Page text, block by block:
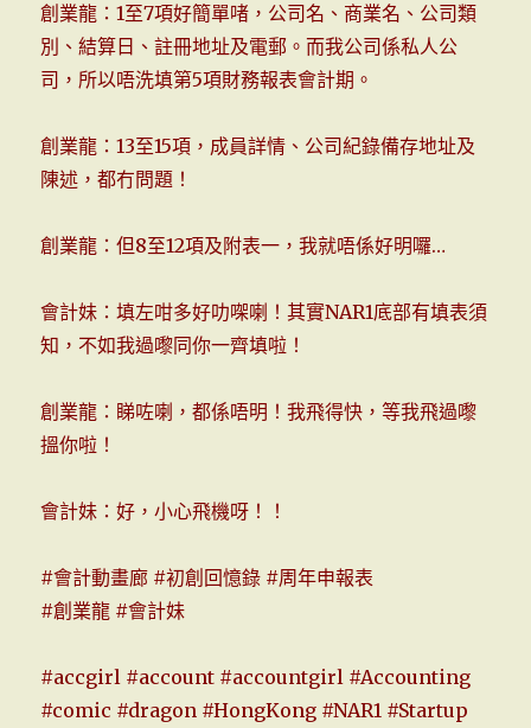
創業龍：1至7項好簡單啫，公司名、商業名、公司類
別、結算日、註冊地址及電郵。而我公司係私人公
司，所以唔洗填第5項財務報表會計期。
創業龍：13至15項，成員詳情、公司紀錄備存地址及
陳述，都冇問題！
創業龍：但8至12項及附表一，我就唔係好明囉…
會計妹：填左咁多好叻㗎喇！其實NAR1底部有填表須
知，不如我過嚟同你一齊填啦！
創業龍：睇咗喇，都係唔明！我飛得快，等我飛過嚟
搵你啦！
會計妹：好，小心飛機呀！！
#會計動畫廊 #初創回憶錄 #周年申報表
#創業龍 #會計妹
#accgirl #account #accountgirl #Accounting
#comic #dragon #HongKong #NAR1 #Startup